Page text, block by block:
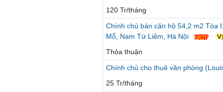
120 Tr/tháng
Chính chủ bán căn hộ 54,2 m2 Tòa
Mỗ, Nam Từ Liêm, Hà Nội
Thỏa thuận
Chính chủ cho thuê văn phòng
25 Tr/tháng